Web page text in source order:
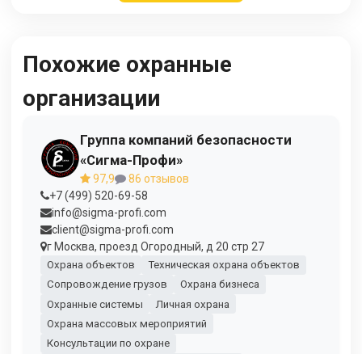
Похожие охранные
организации
Группа компаний безопасности
«Сигма-Профи»
97,9
86 отзывов
+7 (499) 520-69-58
info@sigma-profi.com
client@sigma-profi.com
г Москва, проезд Огородный, д 20 стр 27
Охрана объектов
Техническая охрана объектов
Сопровождение грузов
Охрана бизнеса
Охранные системы
Личная охрана
Охрана массовых мероприятий
Консультации по охране